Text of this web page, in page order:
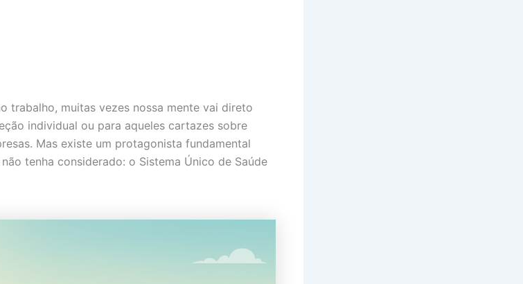
trabalho, muitas vezes nossa mente vai direto
individual ou para aqueles cartazes sobre
Mas existe um protagonista fundamental
tenha considerado: o Sistema Único de Saúde